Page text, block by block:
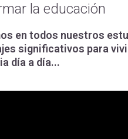
la educación
en todos nuestros
significativos para
día a día...